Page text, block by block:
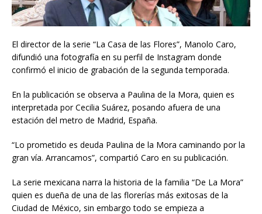
El director de la serie “La Casa de las Flores”, Manolo Caro,
difundió una fotografía en su perfil de Instagram donde
confirmó el inicio de grabación de la segunda temporada.
En la publicación se observa a Paulina de la Mora, quien es
interpretada por Cecilia Suárez, posando afuera de una
estación del metro de Madrid, España.
“Lo prometido es deuda Paulina de la Mora caminando por la
gran vía. Arrancamos”, compartió Caro en su publicación.
La serie mexicana narra la historia de la familia “De La Mora”
quien es dueña de una de las florerías más exitosas de la
Ciudad de México, sin embargo todo se empieza a